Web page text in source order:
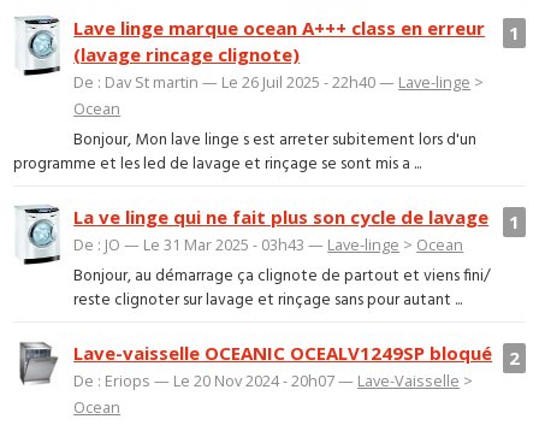
1
Lave linge marque ocean A+++ class en erreur
(lavage rincage clignote)
De : Dav St martin — Le 26 Juil 2025 - 22h40 — Lave-linge >
Ocean
Bonjour, Mon lave linge s est arreter subitement lors d'un
programme et les led de lavage et rinçage se sont mis a ...
1
La ve linge qui ne fait plus son cycle de lavage
De : JO — Le 31 Mar 2025 - 03h43 — Lave-linge > Ocean
Bonjour, au démarrage ça clignote de partout et viens fini/
reste clignoter sur lavage et rinçage sans pour autant ...
2
Lave-vaisselle OCEANIC OCEALV1249SP bloqué
De : Eriops — Le 20 Nov 2024 - 20h07 — Lave-Vaisselle >
Ocean